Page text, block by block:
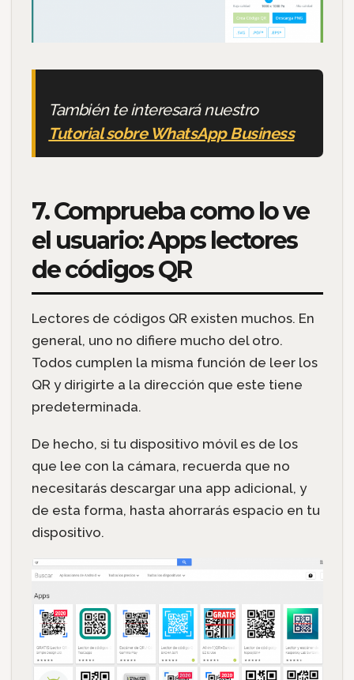
También te interesará nuestro
Tutorial sobre WhatsApp Business
7. Comprueba como lo ve
el usuario: Apps lectores
de códigos QR
Lectores de códigos QR existen muchos. En
general, uno no difiere mucho del otro.
Todos cumplen la misma función de leer los
QR y dirigirte a la dirección que este tiene
predeterminada.
De hecho, si tu dispositivo móvil es de los
que lee con la cámara, recuerda que no
necesitarás descargar una app adicional, y
de esta forma, hasta ahorrarás espacio en tu
dispositivo.